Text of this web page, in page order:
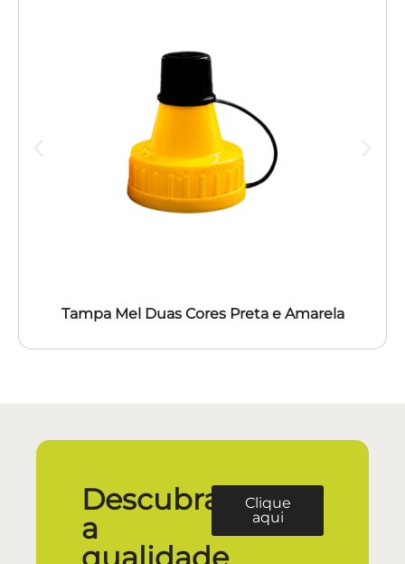
Tampa Mel Duas Cores Preta e Amarela
Descubra
a
Clique
aqui